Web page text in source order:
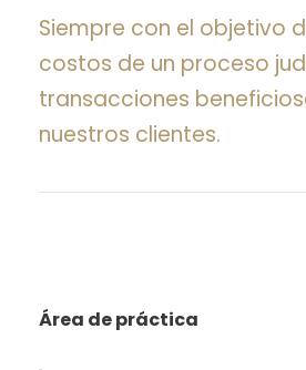
Siempre con el objetivo
costos de un proceso
transacciones
nuestros clientes.
Área de práctica